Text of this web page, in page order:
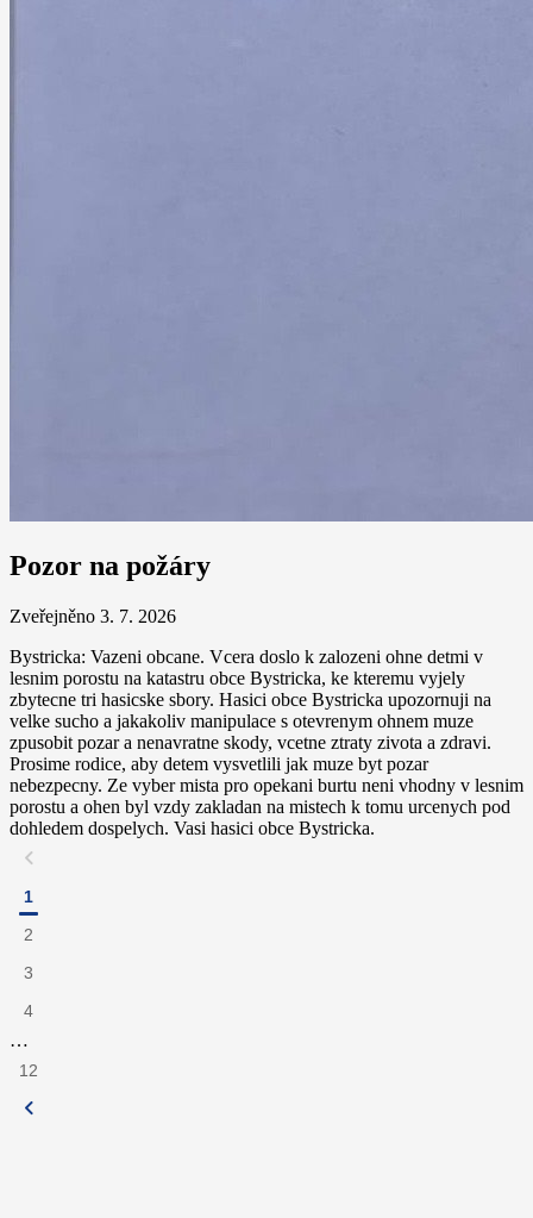
Pozor na požáry
Zveřejněno 3. 7. 2026
Bystricka: Vazeni obcane. Vcera doslo k zalozeni ohne detmi v
lesnim porostu na katastru obce Bystricka, ke kteremu vyjely
zbytecne tri hasicske sbory. Hasici obce Bystricka upozornuji na
velke sucho a jakakoliv manipulace s otevrenym ohnem muze
zpusobit pozar a nenavratne skody, vcetne ztraty zivota a zdravi.
Prosime rodice, aby detem vysvetlili jak muze byt pozar
nebezpecny. Ze vyber mista pro opekani burtu neni vhodny v lesnim
porostu a ohen byl vzdy zakladan na mistech k tomu urcenych pod
dohledem dospelych. Vasi hasici obce Bystricka.
1
2
3
4
…
12